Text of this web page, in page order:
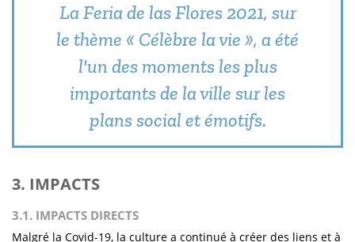
La Feria de las Flores 2021, sur
le thème « Célèbre la vie », a été
l'un des moments les plus
importants de la ville sur les
plans social et émotifs.
3. IMPACTS
3.1. IMPACTS DIRECTS
Malgré la Covid-19, la culture a continué à créer des liens et à